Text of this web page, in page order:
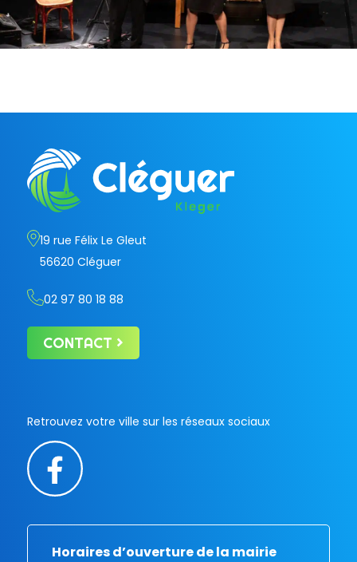
19 rue Félix Le Gleut
56620 Cléguer
02 97 80 18 88
CONTACT
Retrouvez votre ville sur les réseaux sociaux
Horaires d’ouverture de la mairie